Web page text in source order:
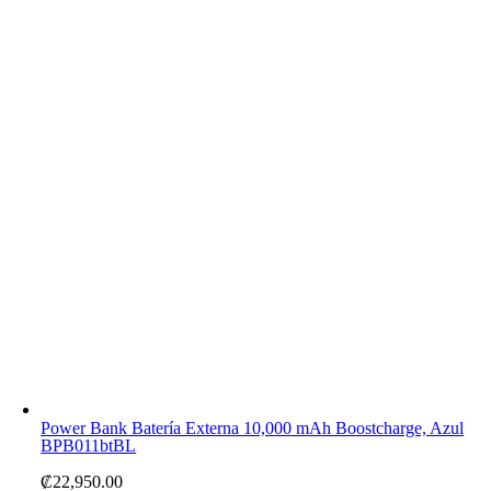
Power Bank Batería Externa 10,000 mAh Boostcharge, Azul
BPB011btBL
₡22,950.00